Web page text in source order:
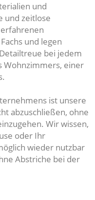
und
und zeitlose
und legen
bei jedem
Wohnzimmers, einer
ist unsere
abzuschließen, ohne
Wir wissen,
oder Ihr
wieder nutzbar
Abstriche bei der